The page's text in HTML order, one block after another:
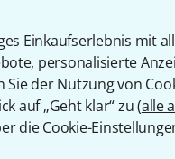
Einkaufserlebnis mit
personalisierte
der Nutzung von
auf „Geht klar“ zu (alle
die Cookie-